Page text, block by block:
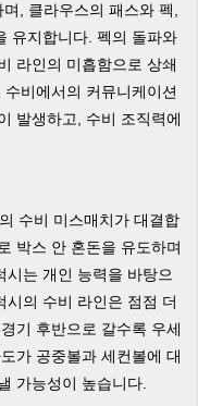
, 클라우스의 패스와 펙,
유지합니다. 펙의 돌파와
라인의 미흡함으로 상쇄
비에서의 커뮤니케이션
발생하고, 수비 조직력에
수비 미스매치가 대결합
박스 안 혼돈을 유도하며
시는 개인 능력을 바탕으
시의 수비 라인은 점점 더
기 후반으로 갈수록 우세
가 공중볼과 세컨볼에 대
가능성이 높습니다.